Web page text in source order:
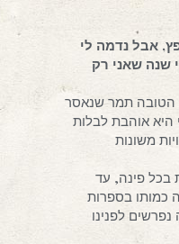
אבל נדמה לי
שנה שאני רק
הטובה תמר שנאסר
היא אוהבת לבלות
משונות
בכל פינה, עד
כמותו בספרות
לפנינו